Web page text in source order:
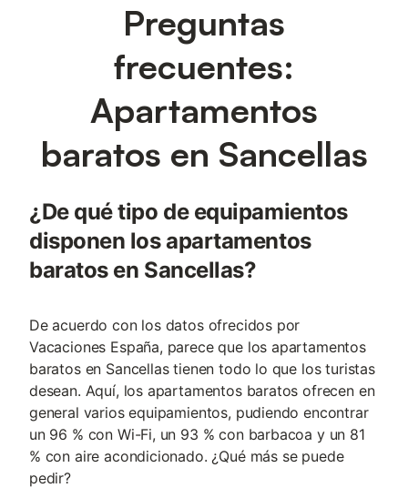
Preguntas
frecuentes:
Apartamentos
baratos en Sancellas
¿De qué tipo de equipamientos
disponen los apartamentos
baratos en Sancellas?
De acuerdo con los datos ofrecidos por
Vacaciones España, parece que los apartamentos
baratos en Sancellas tienen todo lo que los turistas
desean. Aquí, los apartamentos baratos ofrecen en
general varios equipamientos, pudiendo encontrar
un 96 % con Wi-Fi, un 93 % con barbacoa y un 81
% con aire acondicionado. ¿Qué más se puede
pedir?